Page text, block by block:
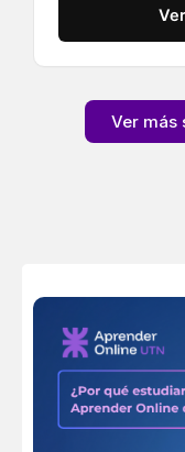
Ver más